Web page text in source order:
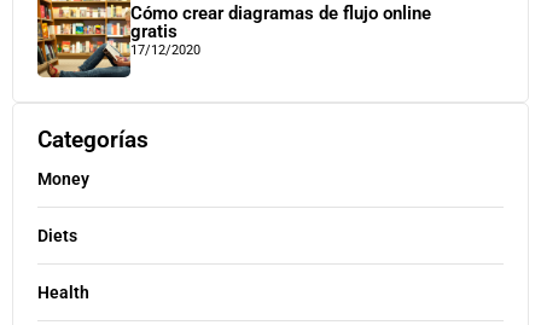
Cómo crear diagramas de flujo online
gratis
17/12/2020
Categorías
Money
Diets
Health